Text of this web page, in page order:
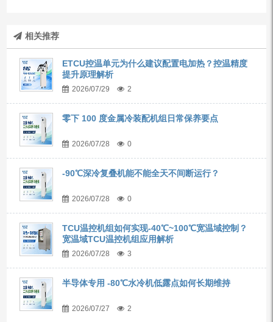
相关推荐
ETCU控温单元为什么建议配置电加热？控温精度
提升原理解析
2026/07/29 2
零下 100 度金属冷装配机组日常保养要点
2026/07/28 0
-90℃深冷复叠机能不能全天不间断运行？
2026/07/28 0
TCU温控机组如何实现-40℃~100℃宽温域控制？
宽温域TCU温控机组应用解析
2026/07/28 3
半导体专用 -80℃水冷机低露点如何长期维持
2026/07/27 2